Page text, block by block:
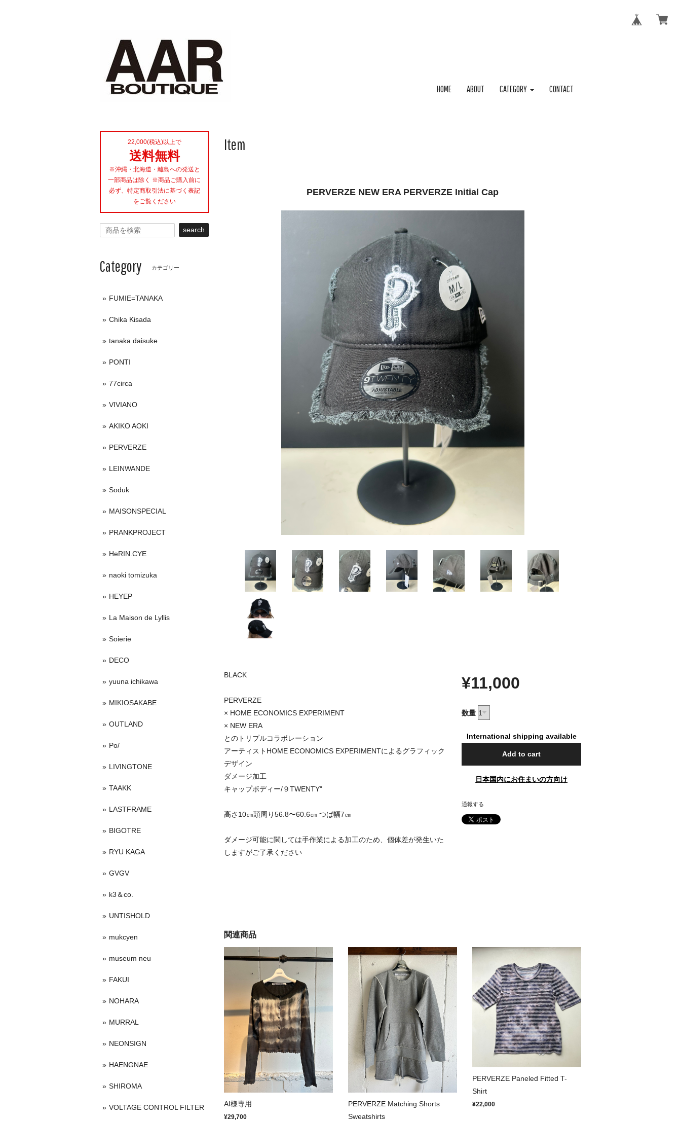
HOME ABOUT CATEGORY CONTACT
Item
PERVERZE NEW ERA PERVERZE Initial Cap
BLACK
PERVERZE
× HOME ECONOMICS EXPERIMENT
× NEW ERA
とのトリプルコラボレーション
アーティストHOME ECONOMICS EXPERIMENTによるグラフィック
デザイン
ダメージ加工
キャップボディー/９TWENTY"
高さ10㎝頭周り56.8〜60.6㎝ つば幅7㎝
ダメージ可能に関しては手作業による加工のため、個体差が発生いた
しますがご了承ください
¥11,000
数量
International shipping available
Add to cart
日本国内にお住まいの方向け
通報する
関連商品
AI様専用
¥29,700
PERVERZE Matching Shorts
Sweatshirts
PERVERZE Paneled Fitted T-
Shirt
¥22,000
22,000(税込)以上で
送料無料
※沖縄・北海道・離島への発送と
一部商品は除く ※商品ご購入前に
必ず、特定商取引法に基づく表記
をご覧ください
search
Category カテゴリー
FUMIE=TANAKA
Chika Kisada
tanaka daisuke
PONTI
77circa
VIVIANO
AKIKO AOKI
PERVERZE
LEINWANDE
Soduk
MAISONSPECIAL
PRANKPROJECT
HeRIN.CYE
naoki tomizuka
HEYEP
La Maison de Lyllis
Soierie
DECO
yuuna ichikawa
MIKIOSAKABE
OUTLAND
Po/
LIVINGTONE
TAAKK
LASTFRAME
BIGOTRE
RYU KAGA
GVGV
k3＆co.
UNTISHOLD
mukcyen
museum neu
FAKUI
NOHARA
MURRAL
NEONSIGN
HAENGNAE
SHIROMA
VOLTAGE CONTROL FILTER